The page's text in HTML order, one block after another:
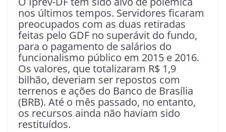
nos últimos tempos. Servidores ficaram
preocupados com as duas retiradas
feitas pelo GDF no superávit do fundo,
para o pagamento de salários do
funcionalismo público em 2015 e 2016.
Os valores, que totalizaram R$ 1,9
bilhão, deveriam ser repostos com
terrenos e ações do Banco de Brasília
(BRB). Até o mês passado, no entanto,
os recursos ainda não haviam sido
restituídos.